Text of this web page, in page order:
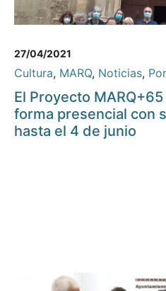
27/04/2021
Cultura, MARQ, Noticias,
El Proyecto
forma presencial con
hasta el 4 de junio